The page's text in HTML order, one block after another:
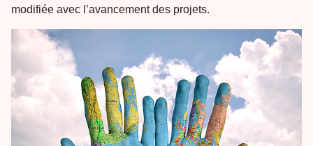
modifiée avec l’avancement des projets.